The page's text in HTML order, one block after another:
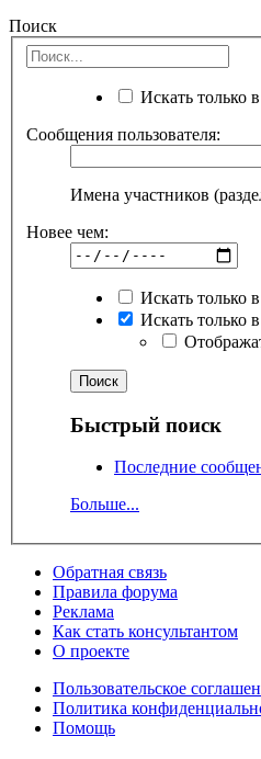
Поиск
Искать только
Сообщения пользователя:
Имена участников
Новее чем:
Искать только
Искать только
Быстрый поиск
Последние
Больше...
Обратная связь
Правила форума
Реклама
Как стать консультантом
О проекте
Пользовательское
Политика
Помощь